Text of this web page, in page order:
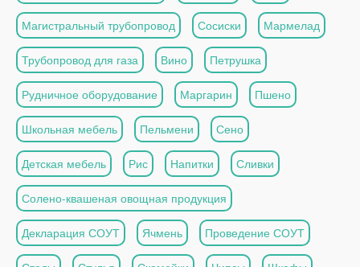
Магистральный трубопровод Сосиски Мармелад
Трубопровод для газа Вино Петрушка
Рудничное оборудование Маргарин Пшено
Школьная мебель Пельмени Сено
Детская мебель Рис Напитки Сливки
Солено-квашеная овощная продукция
Декларация СОУТ Ячмень Проведение СОУТ